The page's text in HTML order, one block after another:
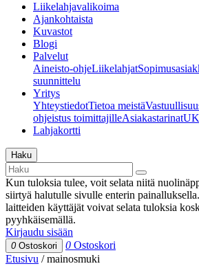
Liikelahjavalikoima
Ajankohtaista
Kuvastot
Blogi
Palvelut
Aineisto-ohjeLiikelahjat
suunnittelu
Yritys
YhteystiedotTietoa meistä
ohjeistus toimittajilleAsiakastarinat
Lahjakortti
Haku
Kun tuloksia tulee, voit selata niitä
siirtyä halutulle sivulle enterin
laitteiden käyttäjät voivat selata tuloksia
pyyhkäisemällä.
Kirjaudu sisään
0 Ostoskori 0 Ostoskori
Etusivu /mainosmuki